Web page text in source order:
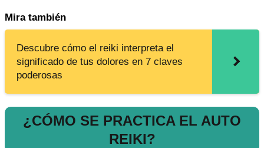
Mira también
Descubre cómo el reiki interpreta el
significado de tus dolores en 7 claves
poderosas
¿CÓMO SE PRACTICA EL AUTO
REIKI?